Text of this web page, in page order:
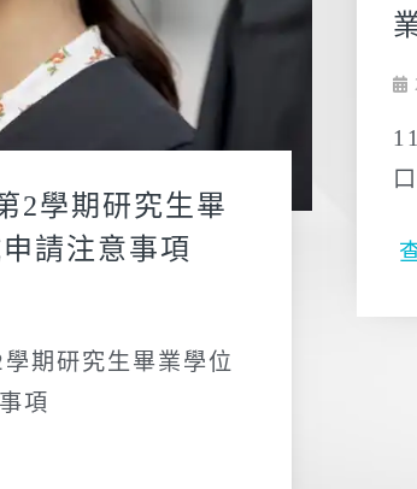
2學期研究生畢
請注意事項
期研究生畢業學位
項